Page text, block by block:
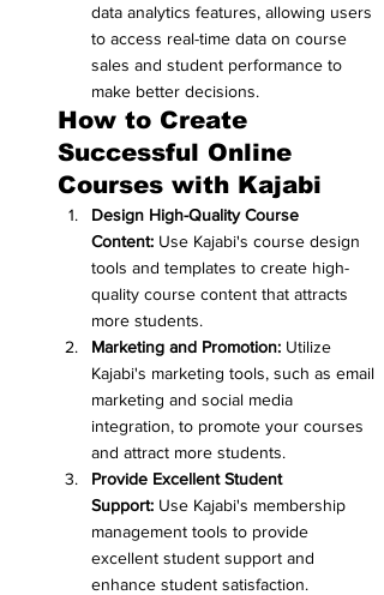
data analytics features, allowing users
to access real-time data on course
sales and student performance to
make better decisions.
How to Create
Successful Online
Courses with Kajabi
Design High-Quality Course
Content: Use Kajabi's course design
tools and templates to create high-
quality course content that attracts
more students.
Marketing and Promotion: Utilize
Kajabi's marketing tools, such as email
marketing and social media
integration, to promote your courses
and attract more students.
Provide Excellent Student
Support: Use Kajabi's membership
management tools to provide
excellent student support and
enhance student satisfaction.